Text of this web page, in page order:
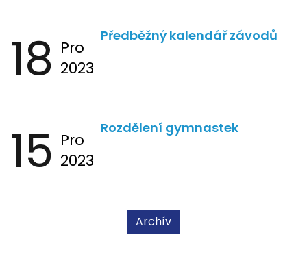
18 Pro
2023
Předběžný kalendář závodů
15 Pro
2023
Rozdělení gymnastek
Archív